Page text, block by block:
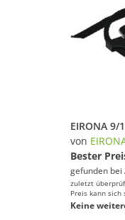
von
Bester
gefunden bei
zuletzt
Preis kann
Keine